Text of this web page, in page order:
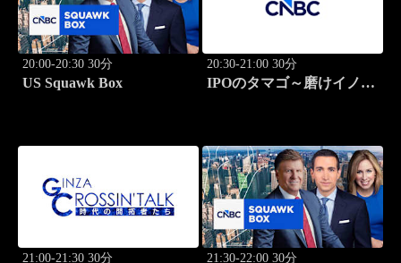
20:00-20:30 30分
US Squawk Box
20:30-21:00 30分
IPOのタマゴ～磨けイノベ
21:00-21:30 30分 21:30-22:00 30分